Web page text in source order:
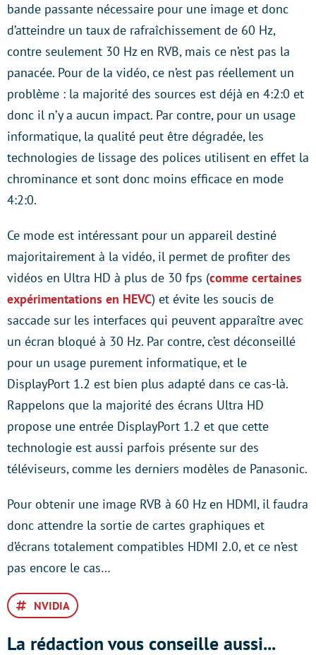
bande passante nécessaire pour une image et donc
d’atteindre un taux de rafraîchissement de 60 Hz,
contre seulement 30 Hz en RVB, mais ce n’est pas la
panacée. Pour de la vidéo, ce n’est pas réellement un
problème : la majorité des sources est déjà en 4:2:0 et
donc il n’y a aucun impact. Par contre, pour un usage
informatique, la qualité peut être dégradée, les
technologies de lissage des polices utilisent en effet la
chrominance et sont donc moins efficace en mode
4:2:0.
Ce mode est intéressant pour un appareil destiné
majoritairement à la vidéo, il permet de profiter des
vidéos en Ultra HD à plus de 30 fps (comme certaines
expérimentations en HEVC) et évite les soucis de
saccade sur les interfaces qui peuvent apparaître avec
un écran bloqué à 30 Hz. Par contre, c’est déconseillé
pour un usage purement informatique, et le
DisplayPort 1.2 est bien plus adapté dans ce cas-là.
Rappelons que la majorité des écrans Ultra HD
propose une entrée DisplayPort 1.2 et que cette
technologie est aussi parfois présente sur des
téléviseurs, comme les derniers modèles de Panasonic.
Pour obtenir une image RVB à 60 Hz en HDMI, il faudra
donc attendre la sortie de cartes graphiques et
d’écrans totalement compatibles HDMI 2.0, et ce n’est
pas encore le cas…
NVIDIA
La rédaction vous conseille aussi...